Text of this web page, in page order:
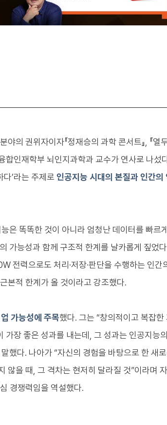
야의 권위자이자『정재승의 과학 콘서트』, 『열
합인재학부 뇌인지과학과 교수가 연사로 나섰
’라는 주제로 인공지능 시대의 본질과 인간의
은 똑똑한 것이 아니라 엄청난 데이터를 빠르
가능성과 함께 구조적 한계를 날카롭게 짚었
전력으로도 처리·저장·판단을 수행하는 인간
본적 한계가 올 것이라고 강조했다.
가능성에 주목했다. 그는 “창의적이고 복잡
가장 좋은 성과를 내는데, 그 성과는 인공지능
했다. 나아가 “자신의 경험을 바탕으로 한 새
않을 때, 그 격차는 현저히 달라질 것”이라며
경쟁력임을 역설했다.